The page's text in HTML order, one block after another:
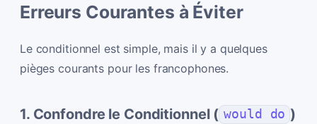
Erreurs Courantes à Éviter
Le conditionnel est simple, mais il y a quelques
pièges courants pour les francophones.
1. Confondre le Conditionnel ( would do )